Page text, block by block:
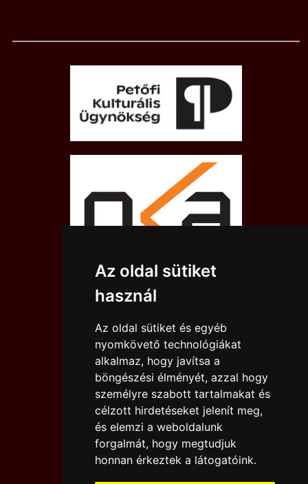
Az oldal sütiket
használ
Az oldal sütiket és egyéb
nyomkövető technológiákat
alkalmaz, hogy javítsa a
böngészési élményét, azzal hogy
személyre szabott tartalmakat és
célzott hirdetéseket jelenít meg,
és elemzi a weboldalunk
forgalmát, hogy megtudjuk
honnan érkeztek a látogatóink.
IMPRESSZUM
JOGI NYILATKOZAT
KAPCSOLAT